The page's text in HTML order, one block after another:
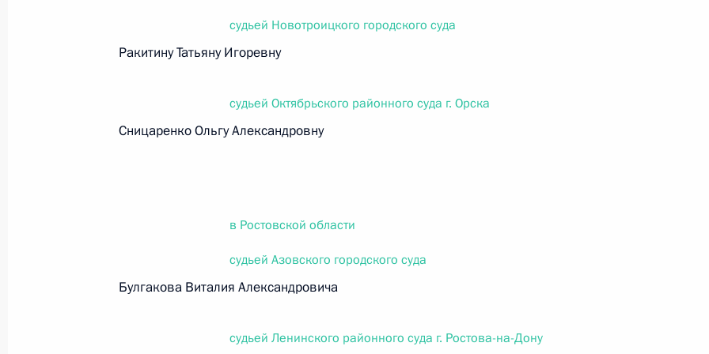
Федеральный закон от 26.07.2026 г. № 267-ФЗ
О внесении изменения в статью 2 Федерального закона «О благотворительной деятельности
и добровольчестве (волонтерстве)»
О внесении изменений в Уголовный кодекс Российской Федерации и статьи 31 и 151 Уголовно-
процессуального кодекса Российской Федерации
судьей Новотроицкого городского суда
Ракитину Татьяну Игоревну
судьей Октябрьского районного суда г. Орска
Сницаренко Ольгу Александровну
в Ростовской области
судьей Азовского городского суда
Булгакова Виталия Александровича
судьей Ленинского районного суда г. Ростова-на-Дону